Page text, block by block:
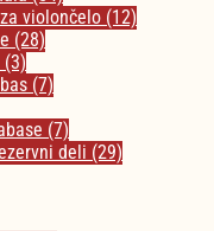
violončelo (12)
(28)
(3)
(7)
(7)
deli (29)